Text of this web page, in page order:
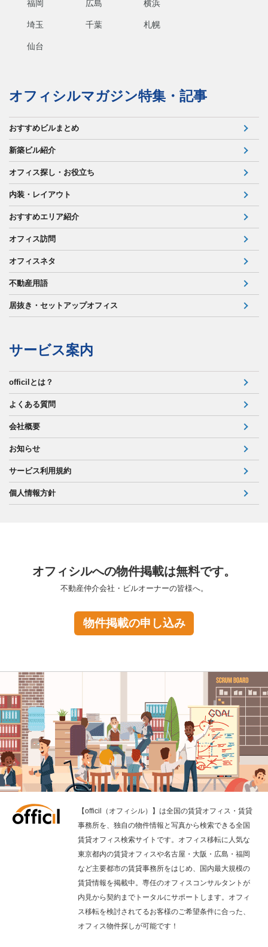
福岡 広島 横浜
埼玉 千葉 札幌
仙台
オフィシルマガジン特集・記事
おすすめビルまとめ
新築ビル紹介
オフィス探し・お役立ち
内装・レイアウト
おすすめエリア紹介
オフィス訪問
オフィスネタ
不動産用語
居抜き・セットアップオフィス
サービス案内
officilとは？
よくある質問
会社概要
お知らせ
サービス利用規約
個人情報方針
オフィシルへの物件掲載は無料です。
不動産仲介会社・ビルオーナーの皆様へ。
物件掲載の申し込み
【officil（オフィシル）】は全国の賃貸オフィス・賃貸
事務所を、独自の物件情報と写真から検索できる全国
賃貸オフィス検索サイトです。オフィス移転に人気な
東京都内の賃貸オフィスや名古屋・大阪・広島・福岡
など主要都市の賃貸事務所をはじめ、国内最大規模の
賃貸情報を掲載中。専任のオフィスコンサルタントが
内見から契約までトータルにサポートします。オフィ
ス移転を検討されてるお客様のご希望条件に合った、
オフィス物件探しが可能です！